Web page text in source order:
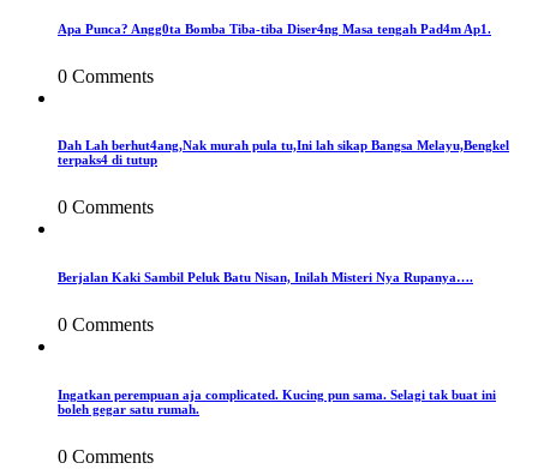
Apa Punca? Angg0ta Bomba Tiba-tiba Diser4ng Masa tengah Pad4m Ap1.
0 Comments
Dah Lah berhut4ang,Nak murah pula tu,Ini lah sikap Bangsa Melayu,Bengkel
terpaks4 di tutup
0 Comments
Berjalan Kaki Sambil Peluk Batu Nisan, Inilah Misteri Nya Rupanya….
0 Comments
Ingatkan perempuan aja complicated. Kucing pun sama. Selagi tak buat ini
boleh gegar satu rumah.
0 Comments